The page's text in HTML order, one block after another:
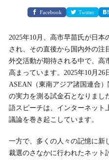
Facebook Twitter
2025年10月、高市早苗氏が日
され、その直後から国内外の注
外交活動が期待される中で、高
高まっています。2025年10月
ASEAN（東南アジア諸国連合
の実力を測る試金石となりまし
語スピーチは、インターネット
議論を巻き起こしています。
一方で、多くの人々の記憶に新
裁選のさなかに行われたネット